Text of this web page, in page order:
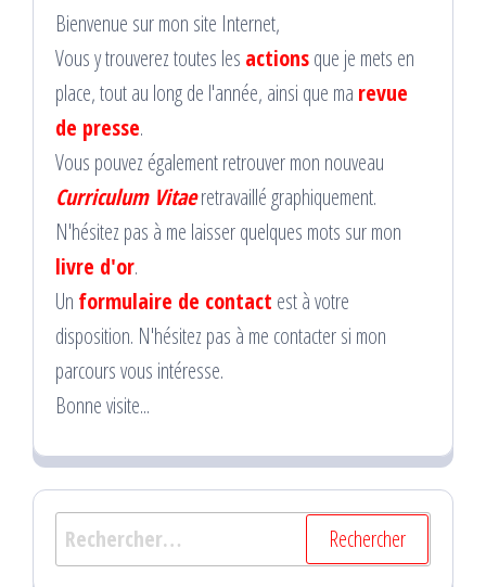
Bienvenue sur mon site Internet,
Vous y trouverez toutes les actionsque je mets en
place, tout au long de l'année, ainsi que ma revue
de presse.
Vous pouvez également retrouver mon nouveau
Curriculum Vitaeretravaillé graphiquement.
N'hésitez pas à me laisser quelques mots sur mon
livre d'or.
Un formulaire de contact est à votre
disposition. N'hésitez pas à me contacter si mon
parcours vous intéresse.
Bonne visite...
Rechercher :